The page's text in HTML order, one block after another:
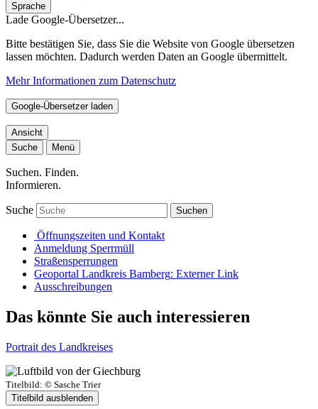
Sprache
Lade Google-Übersetzer...
Bitte bestätigen Sie, dass Sie die Website von Google übersetzen
lassen möchten. Dadurch werden Daten an Google übermittelt.
Mehr Informationen zum Datenschutz
Google-Übersetzer laden
Ansicht
Suche
Menü
Suchen. Finden.
Informieren.
Suche Suchen
Öffnungszeiten und Kontakt
Anmeldung Sperrmüll
Straßensperrungen
Geoportal Landkreis Bamberg: Externer Link
Ausschreibungen
Das könnte Sie auch interessieren
Portrait des Landkreises
Titelbild: © Sasche Trier
Titelbild ausblenden